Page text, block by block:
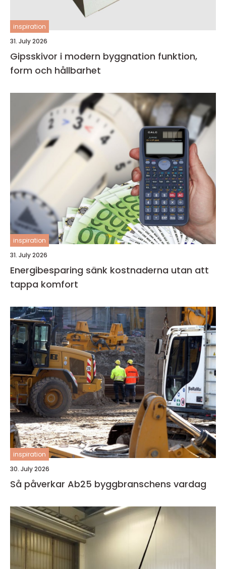
inspiration
31. July 2026
Gipsskivor i modern byggnation funktion,
form och hållbarhet
inspiration
31. July 2026
Energibesparing sänk kostnaderna utan att
tappa komfort
inspiration
30. July 2026
Så påverkar Ab25 byggbranschens vardag